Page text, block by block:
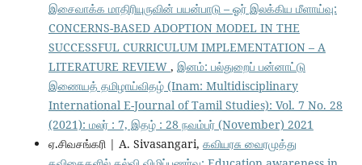
இசைவாக்க மாதிரியுருவின் பயன்பாடு – ஓர் இலக்கிய மீளாய்வு:
CONCERNS-BASED ADOPTION MODEL IN THE
SUCCESSFUL CURRICULUM IMPLEMENTATION – A
LITERATURE REVIEW , இனம்: பல்துறைப் பன்னாட்டு
இணையத் தமிழாய்விதழ் (Inam: Multidisciplinary
International E-Journal of Tamil Studies): Vol. 7 No. 28
(2021): மலர் : 7, இதழ் : 28 நவம்பர் (November) 2021
ஏ.சிவசங்கரி | A. Sivasangari, கவியரசு வைரமுத்து